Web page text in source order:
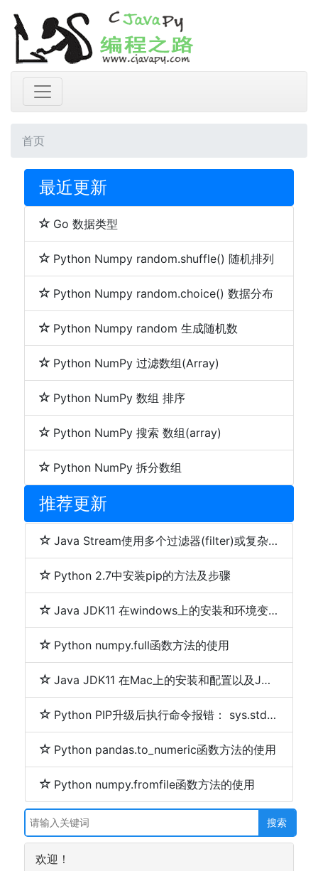
首页
最近更新
Go 数据类型
Python Numpy random.shuffle() 随机排列
Python Numpy random.choice() 数据分布
Python Numpy random 生成随机数
Python NumPy 过滤数组(Array)
Python NumPy 数组 排序
Python NumPy 搜索 数组(array)
Python NumPy 拆分数组
推荐更新
Java Stream使用多个过滤器(filter)或复杂条件方法用法及简单写法代码
Python 2.7中安装pip的方法及步骤
Java JDK11 在windows上的安装和环境变量配置
Python numpy.full函数方法的使用
Java JDK11 在Mac上的安装和配置以及JDK多个版本之间切换
Python PIP升级后执行命令报错： sys.stderr.write(f"ERROR: {exc}")解决方法
Python pandas.to_numeric函数方法的使用
Python numpy.fromfile函数方法的使用
欢迎！